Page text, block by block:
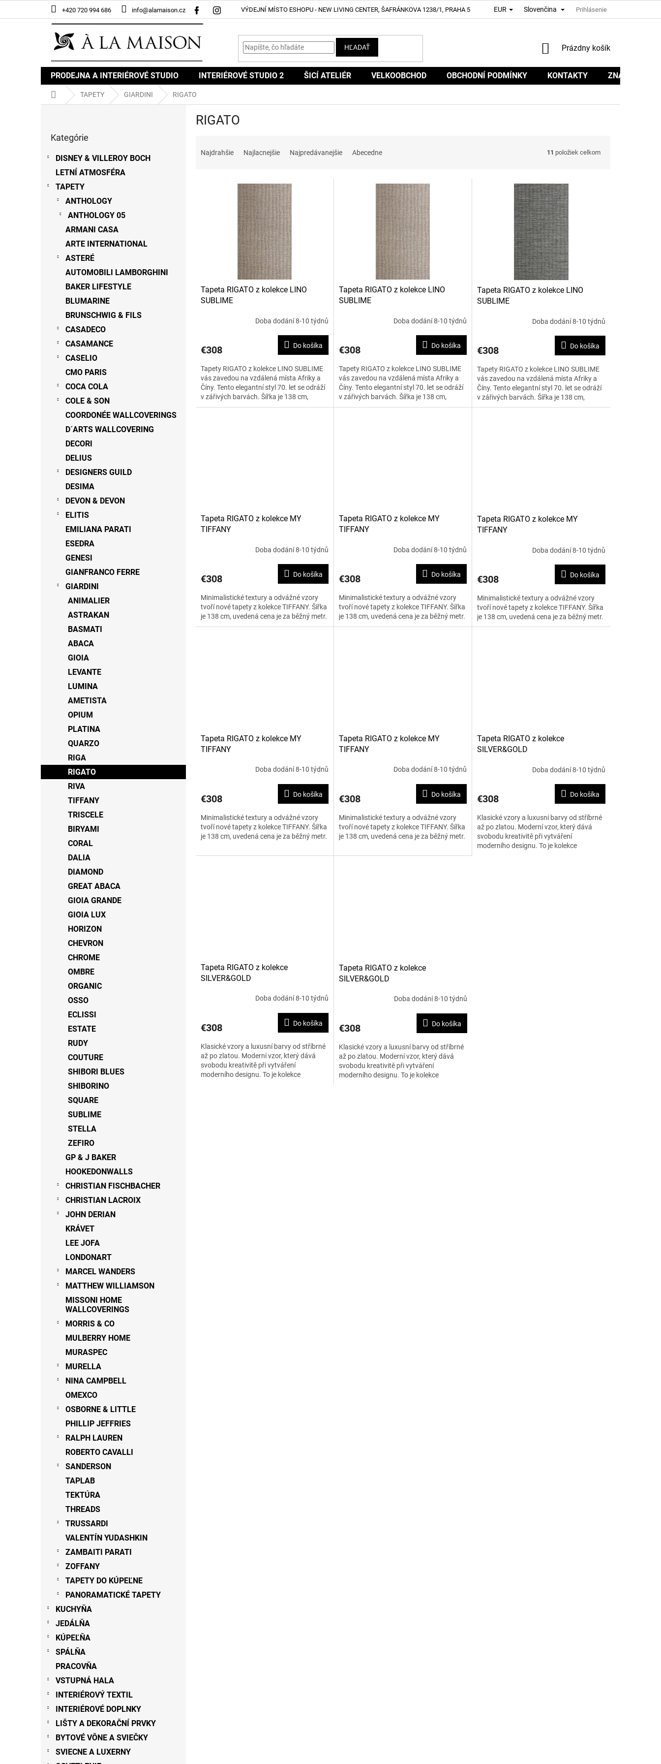
+420 720 994 686 info@alamaison.cz VÝDEJNÍ MÍSTO ESHOPU - NEW LIVING CENTER, ŠAFRÁNKOVA 1238/1, PRAHA 5 EUR Slovenčina Prihlásenie
HĽADAŤ
NÁKUPNÝ
Prázdny košík
PRODEJNA A INTERIÉROVÉ STUDIO INTERIÉROVÉ STUDIO 2 ŠICÍ ATELIÉR VELKOOBCHOD OBCHODNÍ PODMÍNKY KONTAKTY ZNAČKY
DomovTAPETY GIARDINI RIGATO
kategórie
Kategórie
DISNEY & VILLEROY BOCH
LETNÍ ATMOSFÉRA
TAPETY
ANTHOLOGY
ANTHOLOGY 05
ARMANI CASA
ARTE INTERNATIONAL
ASTERÉ
AUTOMOBILI LAMBORGHINI
BAKER LIFESTYLE
BLUMARINE
BRUNSCHWIG & FILS
CASADECO
CASAMANCE
CASELIO
CMO PARIS
COCA COLA
COLE & SON
COORDONÉE WALLCOVERINGS
D´ARTS WALLCOVERING
DECORI
DELIUS
DESIGNERS GUILD
DESIMA
DEVON & DEVON
ELITIS
EMILIANA PARATI
ESEDRA
GENESI
GIANFRANCO FERRE
GIARDINI
ANIMALIER
ASTRAKAN
BASMATI
ABACA
GIOIA
LEVANTE
LUMINA
AMETISTA
OPIUM
PLATINA
QUARZO
RIGA
RIGATO
RIVA
TIFFANY
TRISCELE
BIRYAMI
CORAL
DALIA
DIAMOND
GREAT ABACA
GIOIA GRANDE
GIOIA LUX
HORIZON
CHEVRON
CHROME
OMBRE
ORGANIC
OSSO
ECLISSI
ESTATE
RUDY
COUTURE
SHIBORI BLUES
SHIBORINO
SQUARE
SUBLIME
STELLA
ZEFIRO
GP & J BAKER
HOOKEDONWALLS
CHRISTIAN FISCHBACHER
CHRISTIAN LACROIX
JOHN DERIAN
KRÁVET
LEE JOFA
LONDONART
MARCEL WANDERS
MATTHEW WILLIAMSON
MISSONI HOME
WALLCOVERINGS
MORRIS & CO
MULBERRY HOME
MURASPEC
MURELLA
NINA CAMPBELL
OMEXCO
OSBORNE & LITTLE
PHILLIP JEFFRIES
RALPH LAUREN
ROBERTO CAVALLI
SANDERSON
TAPLAB
TEKTÚRA
THREADS
TRUSSARDI
VALENTÍN YUDASHKIN
ZAMBAITI PARATI
ZOFFANY
TAPETY DO KÚPEĽNE
PANORAMATICKÉ TAPETY
KUCHYŇA
JEDÁLŇA
KÚPEĽŇA
SPÁLŇA
PRACOVŇA
VSTUPNÁ HALA
INTERIÉROVÝ TEXTIL
INTERIÉROVÉ DOPLNKY
LIŠTY A DEKORAČNÍ PRVKY
BYTOVÉ VÔNE A SVIEČKY
SVIECNE A LUXERNY
RIGATO
Najdrahšie Najlacnejšie Najpredávanejšie Abecedne 11 položiek celkom
Tapeta RIGATO z kolekce LINO
SUBLIME
Doba dodání 8-10 týdnů
€308 Do košíka
Tapety RIGATO z kolekce LINO SUBLIME
vás zavedou na vzdálená místa Afriky a
Číny. Tento elegantní styl 70. let se odráží
v zářivých barvách. Šířka je 138 cm,
uvedená cena je za...
Tapeta RIGATO z kolekce LINO
SUBLIME
Doba dodání 8-10 týdnů
€308 Do košíka
Tapety RIGATO z kolekce LINO SUBLIME
vás zavedou na vzdálená místa Afriky a
Číny. Tento elegantní styl 70. let se odráží
v zářivých barvách. Šířka je 138 cm,
uvedená cena je za...
Tapeta RIGATO z kolekce LINO
SUBLIME
Doba dodání 8-10 týdnů
€308 Do košíka
Tapety RIGATO z kolekce LINO SUBLIME
vás zavedou na vzdálená místa Afriky a
Číny. Tento elegantní styl 70. let se odráží
v zářivých barvách. Šířka je 138 cm,
uvedená cena je za...
Tapeta RIGATO z kolekce MY
TIFFANY
Doba dodání 8-10 týdnů
€308 Do košíka
Minimalistické textury a odvážné vzory
tvoří nové tapety z kolekce TIFFANY. Šířka
je 138 cm, uvedená cena je za běžný metr.
Tapeta RIGATO z kolekce MY
TIFFANY
Doba dodání 8-10 týdnů
€308 Do košíka
Minimalistické textury a odvážné vzory
tvoří nové tapety z kolekce TIFFANY. Šířka
je 138 cm, uvedená cena je za běžný metr.
Tapeta RIGATO z kolekce MY
TIFFANY
Doba dodání 8-10 týdnů
€308 Do košíka
Minimalistické textury a odvážné vzory
tvoří nové tapety z kolekce TIFFANY. Šířka
je 138 cm, uvedená cena je za běžný metr.
Tapeta RIGATO z kolekce MY
TIFFANY
Doba dodání 8-10 týdnů
€308 Do košíka
Minimalistické textury a odvážné vzory
tvoří nové tapety z kolekce TIFFANY. Šířka
je 138 cm, uvedená cena je za běžný metr.
Tapeta RIGATO z kolekce MY
TIFFANY
Doba dodání 8-10 týdnů
€308 Do košíka
Minimalistické textury a odvážné vzory
tvoří nové tapety z kolekce TIFFANY. Šířka
je 138 cm, uvedená cena je za běžný metr.
Tapeta RIGATO z kolekce
SILVER&GOLD
Doba dodání 8-10 týdnů
€308 Do košíka
Klasické vzory a luxusní barvy od stříbrné
až po zlatou. Moderní vzor, který dává
svobodu kreativitě při vytváření
moderního designu. To je kolekce
Tapeta RIGATO z kolekce
SILVER&GOLD
Doba dodání 8-10 týdnů
€308 Do košíka
Klasické vzory a luxusní barvy od stříbrné
až po zlatou. Moderní vzor, který dává
svobodu kreativitě při vytváření
moderního designu. To je kolekce
Tapeta RIGATO z kolekce
SILVER&GOLD
Doba dodání 8-10 týdnů
€308 Do košíka
Klasické vzory a luxusní barvy od stříbrné
až po zlatou. Moderní vzor, který dává
svobodu kreativitě při vytváření
moderního designu. To je kolekce